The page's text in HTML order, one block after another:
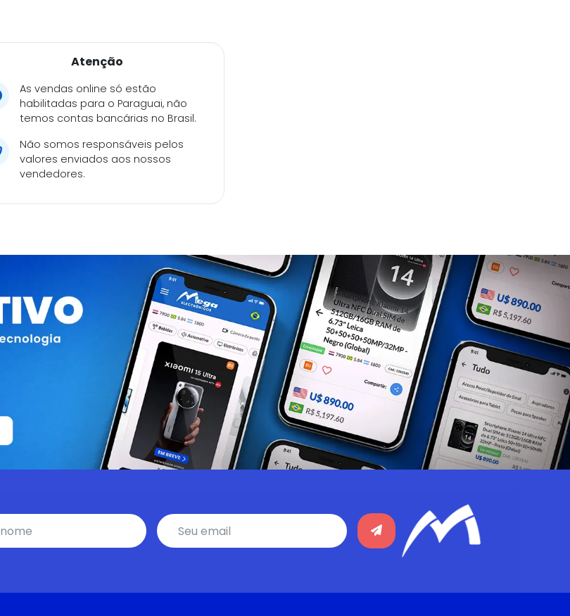
Atenção
As vendas online só estão
habilitadas para o Paraguai, não
temos contas bancárias no Brasil.
Não somos responsáveis pelos
valores enviados aos nossos
vendedores.